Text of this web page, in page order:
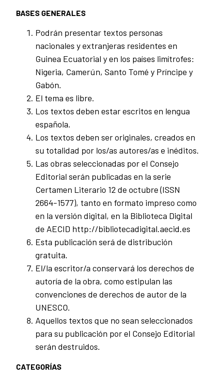
BASES GENERALES
Podrán presentar textos personas
nacionales y extranjeras residentes en
Guinea Ecuatorial y en los países limítrofes:
Nigeria, Camerún, Santo Tomé y Príncipe y
Gabón.
El tema es libre.
Los textos deben estar escritos en lengua
española.
Los textos deben ser originales, creados en
su totalidad por los/as autores/as e inéditos.
Las obras seleccionadas por el Consejo
Editorial serán publicadas en la serie
Certamen Literario 12 de octubre (ISSN
2664-1577), tanto en formato impreso como
en la versión digital, en la Biblioteca Digital
de AECID http://bibliotecadigital.aecid.es
Esta publicación será de distribución
gratuita.
El/la escritor/a conservará los derechos de
autoría de la obra, como estipulan las
convenciones de derechos de autor de la
UNESCO.
Aquellos textos que no sean seleccionados
para su publicación por el Consejo Editorial
serán destruidos.
CATEGORÍAS